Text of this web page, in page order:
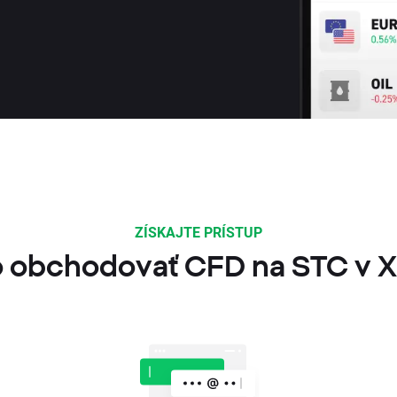
ZÍSKAJTE PRÍSTUP
obchodovať CFD na STC v